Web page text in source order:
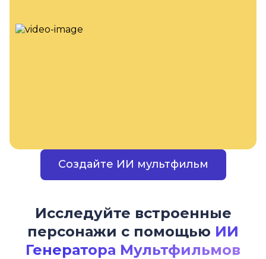
Создайте ИИ мультфильм
Исследуйте встроенные
персонажи с помощью ИИ
Генератора Мультфильмов